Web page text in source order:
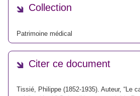
Collection
Patrimoine médical
Citer ce document
Tissié, Philippe (1852-1935). Auteur, “Le